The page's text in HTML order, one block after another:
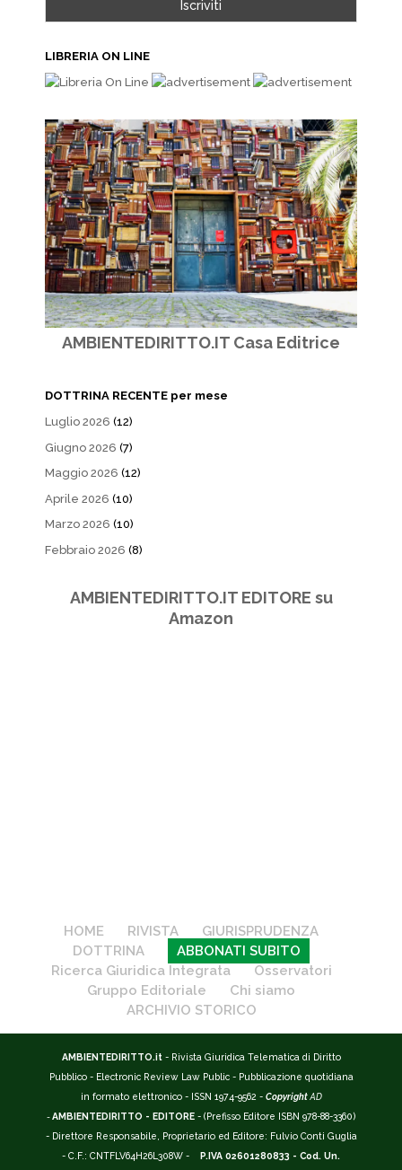
LIBRERIA ON LINE
AMBIENTEDIRITTO.IT Casa Editrice
DOTTRINA RECENTE per mese
Luglio 2026 (12)
Giugno 2026 (7)
Maggio 2026 (12)
Aprile 2026 (10)
Marzo 2026 (10)
Febbraio 2026 (8)
AMBIENTEDIRITTO.IT EDITORE su
Amazon
HOME RIVISTA
GIURISPRUDENZA
DOTTRINA
ABBONATI SUBITO
Ricerca Giuridica Integrata
Osservatori
Gruppo Editoriale
Chi siamo
ARCHIVIO STORICO
AMBIENTEDIRITTO.it - Rivista Giuridica Telematica di Diritto
Pubblico - Electronic Review Law Public - Pubblicazione quotidiana
in formato elettronico - ISSN 1974-9562 - Copyright AD
-AMBIENTEDIRITTO - EDITORE - (Prefisso Editore ISBN 978-88-3360)
- Direttore Responsabile, Proprietario ed Editore: Fulvio Conti Guglia
- C.F.: CNTFLV64H26L308W -
P.IVA 02601280833 - Cod. Un.